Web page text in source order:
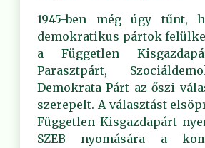
1945-ben még úgy tűnt,
demokratikus pártok
a Független
Parasztpárt,
Demokrata Párt az őszi
szerepelt. A választást
Független Kisgazdapárt
SZEB nyomására a